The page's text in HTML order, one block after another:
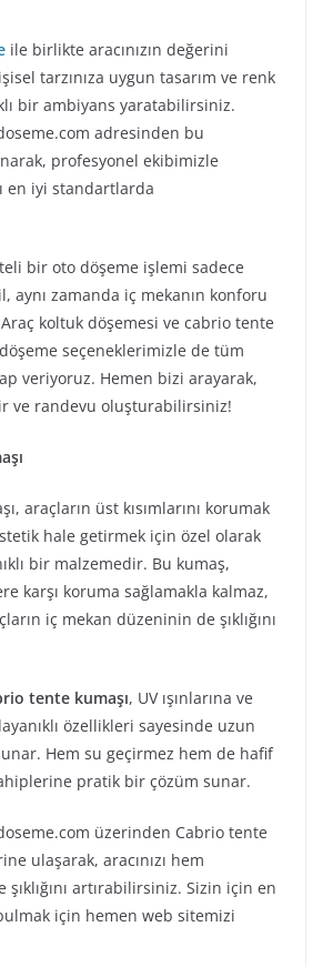
ile birlikte aracınızın değerini
tarzınıza uygun tasarım ve renk
bir ambiyans yaratabilirsiniz.
adresinden bu
profesyonel ekibimizle
en iyi standartlarda
bir oto döşeme işlemi sadece
aynı zamanda iç mekanın konforu
koltuk döşemesi ve cabrio tente
seçeneklerimizle de tüm
veriyoruz. Hemen bizi arayarak,
ve randevu oluşturabilirsiniz!
araçların üst kısımlarını korumak
hale getirmek için özel olarak
bir malzemedir. Bu kumaş,
karşı koruma sağlamakla kalmaz,
iç mekan düzeninin de şıklığını
tente kumaşı, UV ışınlarına ve
özellikleri sayesinde uzun
Hem su geçirmez hem de hafif
pratik bir çözüm sunar.
üzerinden Cabrio tente
ulaşarak, aracınızı hem
artırabilirsiniz. Sizin için en
için hemen web sitemizi